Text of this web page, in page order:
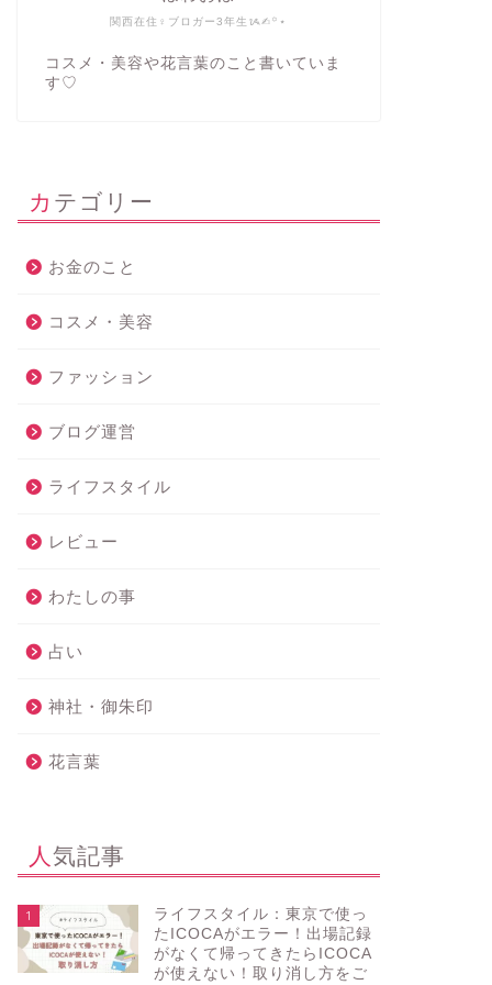
関西在住♀ブロガー3年生ᝰ✍︎꙳⋆
コスメ・美容や花言葉のこと書いていま
す♡
カテゴリー
お金のこと
コスメ・美容
ファッション
ブログ運営
ライフスタイル
レビュー
わたしの事
占い
神社・御朱印
花言葉
人気記事
1
ライフスタイル：東京で使っ
たICOCAがエラー！出場記録
がなくて帰ってきたらICOCA
が使えない！取り消し方をご